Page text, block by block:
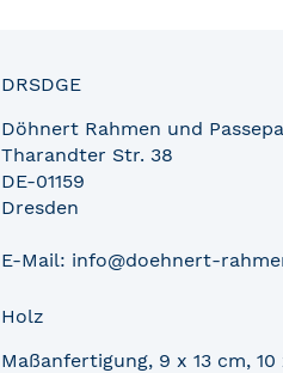
DRSDGE
Döhnert Rahmen und
Tharandter Str. 38
DE-01159
Dresden
E-Mail: info@doehnert-
Holz
Maßanfertigung, 9 x 13 cm, 10